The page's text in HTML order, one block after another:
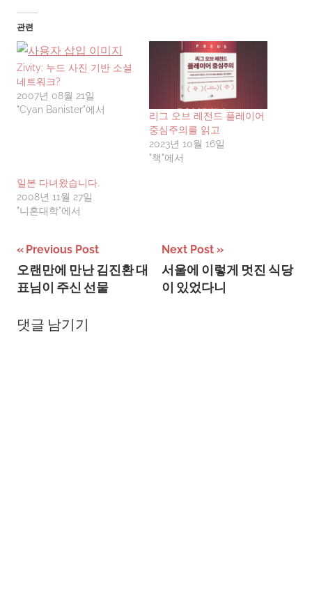
관련
Zivity: 누드 사진 기반 소셜
네트워크?
2007년 08월 21일
"Cyan Banister"에서
리그 오브 레전드 플레이어
중심주의를 읽고
2023년 10월 16일
"책"에서
일본 다녀왔습니다.
2008년 11월 27일
"니혼대학"에서
글
탐
Previous Post
오랜만에 만난 김진환 대
표님이 주신 선물
Next Post
서울에 이렇게 멋진 식당
이 있었다니
댓글 남기기